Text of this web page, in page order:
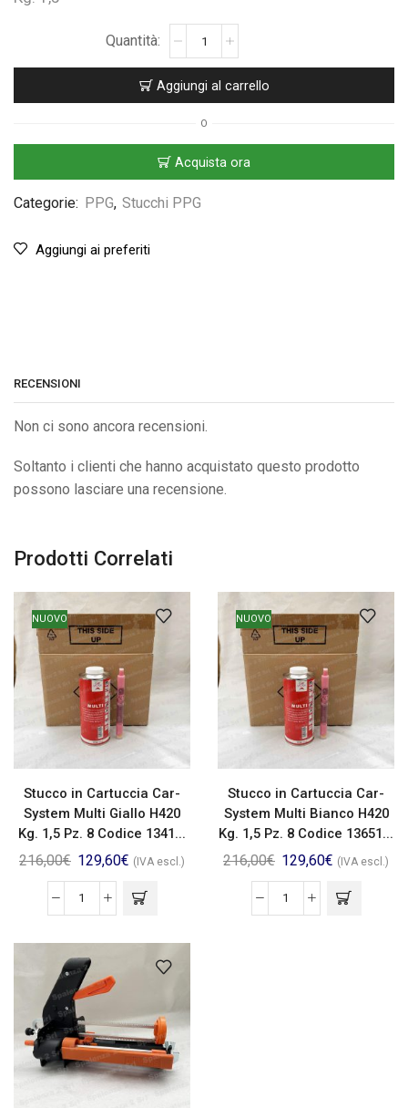
Aggiungi al carrello
O
Acquista ora
Categorie: PPG, Stucchi PPG
Aggiungi ai preferiti
RECENSIONI
Non ci sono ancora recensioni.
Soltanto i clienti che hanno acquistato questo prodotto
possono lasciare una recensione.
Prodotti Correlati
NUOVO
Stucco in Cartuccia Car-
System Multi Giallo H420
Kg. 1,5 Pz. 8 Codice 1341...
216,00€ 129,60€ (IVA escl.)
NUOVO
Stucco in Cartuccia Car-
System Multi Bianco H420
Kg. 1,5 Pz. 8 Codice 13651...
216,00€ 129,60€ (IVA escl.)